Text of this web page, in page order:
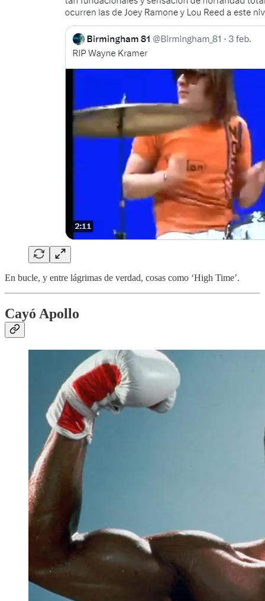
En bucle, y entre lágrimas de verdad, cosas como ‘High Time’.
Cayó Apollo